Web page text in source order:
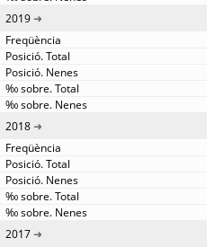
2019
2018
2017